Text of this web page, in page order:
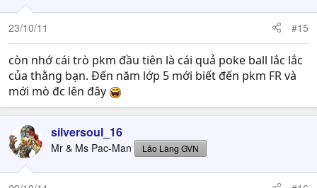
23/10/11 #15
còn nhớ cái trò pkm đầu tiên là cái quả poke ball lắc lắc
của thằng bạn. Đến năm lớp 5 mới biết đến pkm FR và
mới mò đc lên đây
silversoul_16
Mr & Ms Pac-Man Lão Làng GVN